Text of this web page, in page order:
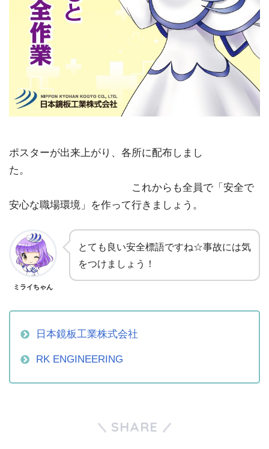
ポスターが出来上がり、各所に配布しまし
た。
これからも全員で「安全で
安心な職場環境」を作って行きましょう。
ミライちゃん
とても良い安全標語ですね☆事故には気
をつけましょう！
日本鏡板工業株式会社
RK ENGINEERING
SHARE